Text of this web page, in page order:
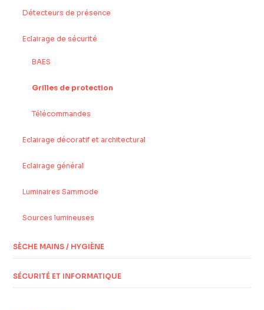
Détecteurs de présence
Eclairage de sécurité
BAES
Grilles de protection
Télécommandes
Eclairage décoratif et architectural
Eclairage général
Luminaires Sammode
Sources lumineuses
SÈCHE MAINS / HYGIÈNE
SÉCURITÉ ET INFORMATIQUE